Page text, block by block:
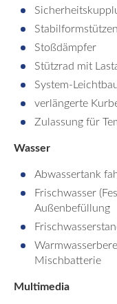
Stoßdämpfer
Stützrad mit
System-
verlängerte
Zulassung für
Wasser
Abwassertank
Frischwasser
Außenbefüllung
Mischbatterie
Multimedia